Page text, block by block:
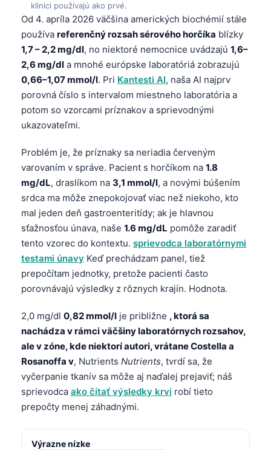
klinici používajú ako prvé.
Od 4. apríla 2026 väčšina amerických biochémií stále
používa referenčný rozsah sérového horčíka blízky
1,7 – 2,2 mg/dl, no niektoré nemocnice uvádzajú 1,6–
2,6 mg/dl a mnohé európske laboratóriá zobrazujú
0,66–1,07 mmol/l. Pri Kantesti AI, naša AI najprv
porovná číslo s intervalom miestneho laboratória a
potom so vzorcami príznakov a sprievodnými
ukazovateľmi.
Problém je, že príznaky sa neriadia červeným
varovaním v správe. Pacient s horčíkom na 1.8
mg/dL, draslíkom na 3,1 mmol/l, a novými búšením
srdca ma môže znepokojovať viac než niekoho, kto
mal jeden deň gastroenteritídy; ak je hlavnou
sťažnosťou únava, naše 1.6 mg/dL pomôže zaradiť
tento vzorec do kontextu. sprievodca laboratórnymi
testami únavy Keď prechádzam panel, tiež
prepočítam jednotky, pretože pacienti často
porovnávajú výsledky z rôznych krajín. Hodnota.
2,0 mg/dl 0,82 mmol/l je približne , ktorá sa
nachádza v rámci väčšiny laboratórnych rozsahov,
ale v zóne, kde niektorí autori, vrátane Costella a
Rosanoffa v, Nutrients Nutrients, tvrdí sa, že
vyčerpanie tkanív sa môže aj naďalej prejaviť; náš
sprievodca ako čítať výsledky krvi robí tieto
prepočty menej záhadnými.
Výrazne nízke